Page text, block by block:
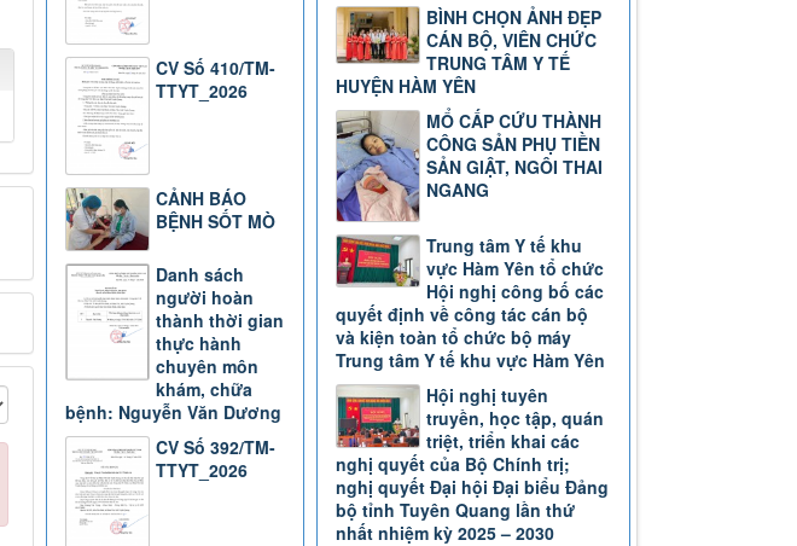
BÌNH CHỌN ẢNH ĐẸP
CÁN BỘ, VIÊN CHỨC
TRUNG TÂM Y TẾ
HUYỆN HÀM YÊN
MỔ CẤP CỨU THÀNH
CÔNG SẢN PHỤ TIỀN
SẢN GIẬT, NGÔI THAI
NGANG
Trung tâm Y tế khu
vực Hàm Yên tổ chức
Hội nghị công bố các
quyết định về công tác cán bộ
và kiện toàn tổ chức bộ máy
Trung tâm Y tế khu vực Hàm Yên
Hội nghị tuyên
truyền, học tập, quán
triệt, triển khai các
nghị quyết của Bộ Chính trị;
nghị quyết Đại hội Đại biểu Đảng
bộ tỉnh Tuyên Quang lần thứ
nhất nhiệm kỳ 2025 – 2030
CV Số 410/TM-
TTYT_2026
CẢNH BÁO
BỆNH SỐT MÒ
Danh sách
người hoàn
thành thời gian
thực hành
chuyên môn
khám, chữa
bệnh: Nguyễn Văn Dương
CV Số 392/TM-
TTYT_2026